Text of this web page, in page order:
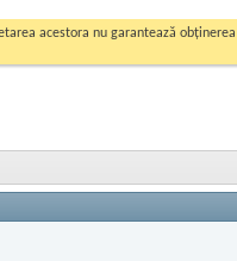
acestora nu garantează